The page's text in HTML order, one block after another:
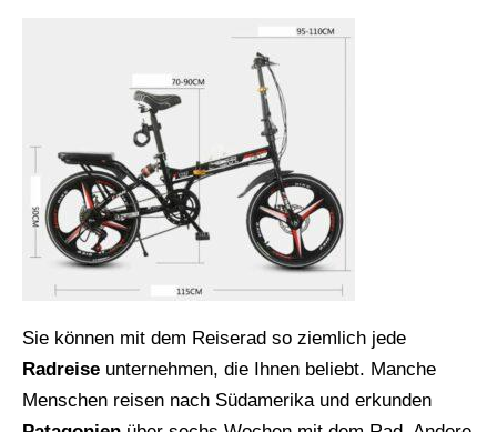
Sie können mit dem Reiserad so ziemlich jede
Radreise unternehmen, die Ihnen beliebt. Manche
Menschen reisen nach Südamerika und erkunden